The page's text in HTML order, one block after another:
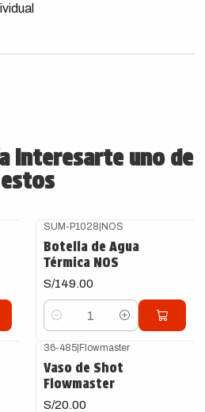
interesarte uno de
estos
SUM-P1028 NOS
Botella de Agua
Térmica NOS
S/149.00
Cantidad
36-485 Flowmaster
Vaso de Shot
Flowmaster
S/20.00